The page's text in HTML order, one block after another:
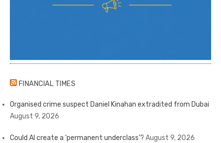
FINANCIAL TIMES
Organised crime suspect Daniel Kinahan extradited from Dubai
August 9, 2026
Could AI create a ‘permanent underclass’? August 9, 2026